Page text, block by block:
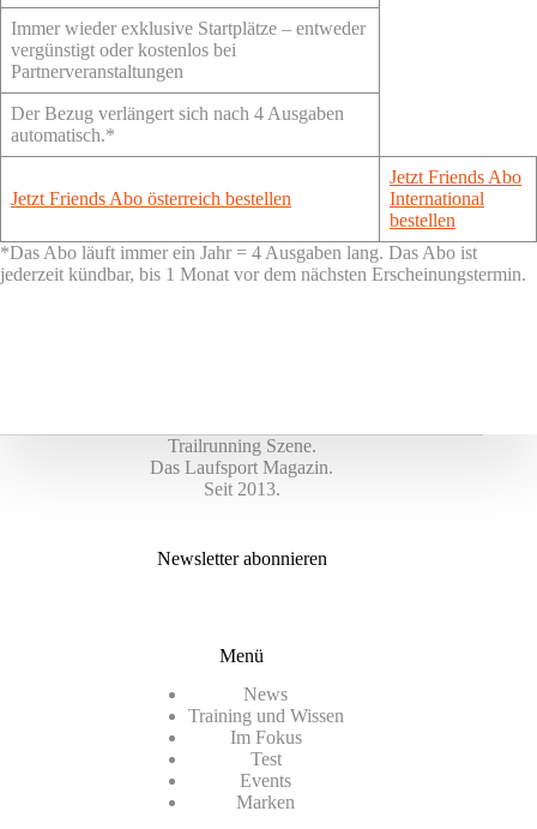
Immer wieder exklusive Startplätze – entweder
vergünstigt oder kostenlos bei
Partnerveranstaltungen
Der Bezug verlängert sich nach 4 Ausgaben
automatisch.*
Jetzt Friends Abo österreich bestellen
Jetzt Friends Abo
International
bestellen
*Das Abo läuft immer ein Jahr = 4 Ausgaben lang. Das Abo ist
jederzeit kündbar, bis 1 Monat vor dem nächsten Erscheinungstermin.
Trailrunning Szene.
Das Laufsport Magazin.
Seit 2013.
Newsletter abonnieren
Menü
News
Training und Wissen
Im Fokus
Test
Events
Marken